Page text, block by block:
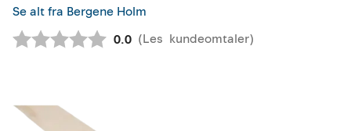
Se alt fra Bergene Holm
Gjennomsnittskarakter:
0.0 (Les kundeomtaler)